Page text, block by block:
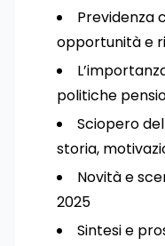
Previdenza
opportunità e
politiche
Sciopero
storia,
Novità e
2025
Sintesi e